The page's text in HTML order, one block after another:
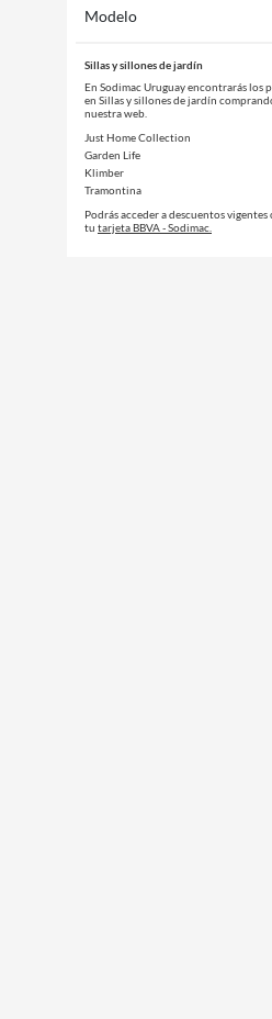
Modelo
Sillas y sillones de jardín
En Sodimac Uruguay encontrarás los
en Sillas y sillones de jardín
nuestra web.
Just Home Collection
Garden Life
Klimber
Tramontina
Podrás acceder a descuentos
tu tarjeta BBVA - Sodimac.